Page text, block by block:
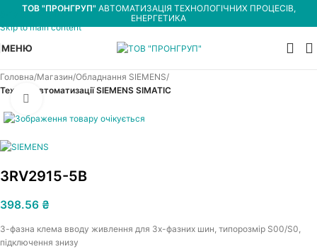
Skip to navigation
Skip to main content
ТОВ "ПРОНГРУП" АВТОМАТИЗАЦІЯ ТЕХНОЛОГІЧНИХ ПРОЦЕСІВ,
ЕНЕРГЕТИКА
МЕНЮ
Головна Магазин Обладнання SIEMENS
Техніка автоматизації SIEMENS SIMATIC
3RV2915-5B
398.56 ₴
3-фазна клема вводу живлення для 3х-фазних шин, типорозмір S00/S0,
підключення знизу